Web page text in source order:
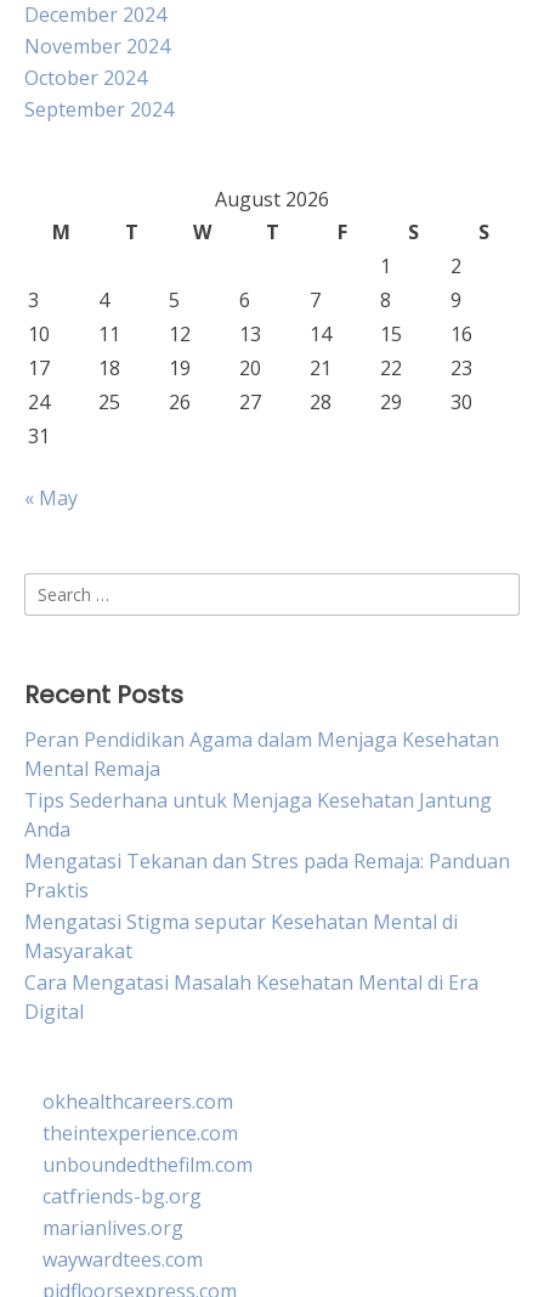
December 2024
November 2024
October 2024
September 2024
August 2026
M
T W T F S
S
1
2
3
4 5 6 7 8
9
10
11 12 13 14 15
16
17
18 19 20 21 22
23
24
25 26 27 28 29
30
31
« May
Search
for:
Recent Posts
Peran Pendidikan Agama dalam Menjaga Kesehatan
Mental Remaja
Tips Sederhana untuk Menjaga Kesehatan Jantung
Anda
Mengatasi Tekanan dan Stres pada Remaja: Panduan
Praktis
Mengatasi Stigma seputar Kesehatan Mental di
Masyarakat
Cara Mengatasi Masalah Kesehatan Mental di Era
Digital
okhealthcareers.com
theintexperience.com
unboundedthefilm.com
catfriends-bg.org
marianlives.org
waywardtees.com
pidfloorsexpress.com